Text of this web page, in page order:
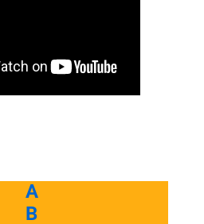
A
B